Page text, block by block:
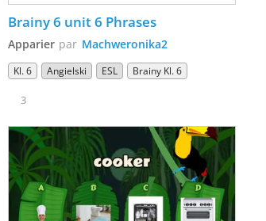
Brainy 6 unit 6 Phrases
Apparier par Machweronika2
Kl. 6 Angielski ESL Brainy Kl. 6
3